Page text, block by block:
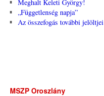
Meghalt Keleti György!
„Függetlenség napja”
Az összefogás további jelöltjei
MSZP Oroszlány